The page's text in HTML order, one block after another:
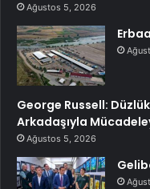
Ağustos 5, 2026
George Russell:
Arkadaşıyla
Ağustos 5, 2026